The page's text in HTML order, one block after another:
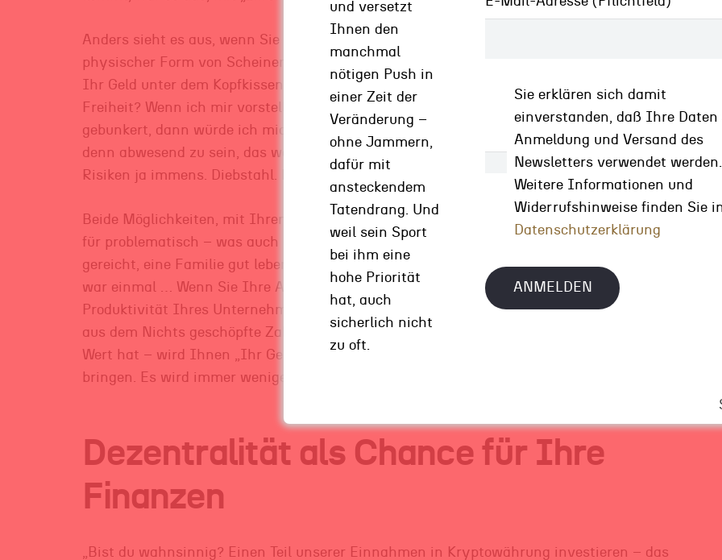
Anders sieht es aus, wenn Sie Ihr Geld nicht auf der Bank deponieren, sondern in
physischer Form von Scheinen und Münzen zuhause aufbewahren. Cash. Der Klassiker:
Ihr Geld unter dem Kopfkissen … Ist Ihr Geld aber dann sicher? Bringt Ihnen das die
Freiheit? Wenn ich mir vorstelle, ich hätte alle meine Rücklagen bei mir zuhause
gebunkert, dann würde ich mich nicht so frei fühlen. Dann könnte ich nicht frei reisen,
denn abwesend zu sein, das wäre dann schon ein komisches Gefühl. Schliesslich sind die
Risiken ja immens. Diebstahl. Hausbrand und und … Frei und sicher ist anderes!
Beide Möglichkeiten, mit Ihrem hart erarbeiteten Geld umzugehen, halte ich mittlerweile
für problematisch – was auch die Entwicklung der Geldentwertung zeigt: Früher hatte es
gereicht, eine Familie gut leben zu lassen, wenn einer in der Familie gearbeitet hat. Das
war einmal … Wenn Sie Ihre Arbeitsleistung, Ihre im Business verbrachte Lebenszeit, die
Produktivität Ihres Unternehmens in von unserem Finanzsystem verwaltete und auch
aus dem Nichts geschöpfte Zahlenwerte umtauschen, in Fiat-Geld, das keinen eigenen
Wert hat – wird Ihnen „Ihr Geld“ nicht gehören, Ihnen nicht die erwünschten Effekte
bringen. Es wird immer weniger werden.
Dezentralität als Chance für Ihre
Finanzen
„Bist du wahnsinnig? Einen Teil unserer Einnahmen in Kryptowährung investieren – das
und versetzt
Ihnen den
manchmal
nötigen Push in
einer Zeit der
Veränderung –
ohne Jammern,
dafür mit
ansteckendem
Tatendrang. Und
weil sein Sport
bei ihm eine
hohe Priorität
hat, auch
sicherlich nicht
zu oft.
Sie erklären sich damit
einverstanden, daß Ihre Daten
Anmeldung und Versand des
Newsletters verwendet werden.
Weitere Informationen und
Widerrufshinweise finden Sie
Datenschutzerklärung